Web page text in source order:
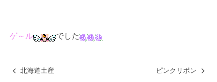
ゲ～ル でした
北海道土産 ピンクリボン